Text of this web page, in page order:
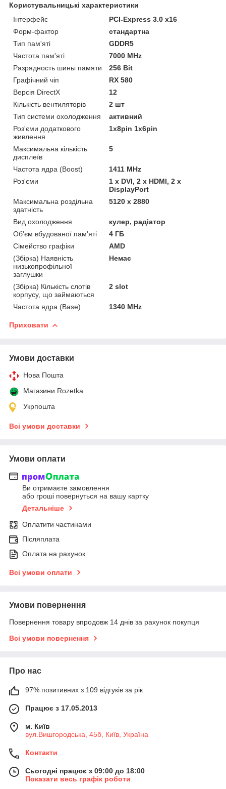
Користувальницькі характеристики
Інтерфейс
PCI-Express 3.0 x16
Форм-фактор
стандартна
Тип пам'яті
GDDR5
Частота пам'яті
7000 MHz
Разрядность шины памяти
256 Bit
Графічний чіп
RX 580
Версія DirectX
12
Кількість вентиляторів
2 шт
Тип системи охолодження
активний
Роз'єми додаткового
живлення
1x8pin 1x6pin
Максимальна кількість
дисплеїв
5
Частота ядра (Boost)
1411 MHz
Роз'єми
1 x DVI, 2 x HDMI, 2 x
DisplayPort
Максимальна роздільна
здатність
5120 x 2880
Вид охолодження
кулер, радіатор
Об'єм вбудованої пам'яті
4 ГБ
Сімейство графіки
AMD
(Збірка) Наявність
низькопрофільної
заглушки
Немає
(Збірка) Кількість слотів
корпусу, що займаються
2 slot
Частота ядра (Base) 1340 MHz
Приховати
Умови доставки
Нова Пошта
Магазини Rozetka
Укрпошта
Всі умови доставки
Умови оплати
Ви отримаєте замовлення
або гроші повернуться на вашу картку
Детальніше
Оплатити частинами
Післяплата
Оплата на рахунок
Всі умови оплати
Умови повернення
Повернення товару впродовж 14 днів за рахунок покупця
Всі умови повернення
Про нас
97% позитивних з 109 відгуків за рік
Працює з 17.05.2013
м. Київ
вул.Вишгородська, 45б, Київ, Україна
Контакти
Сьогодні працює з 09:00 до 18:00
Показати весь графік роботи